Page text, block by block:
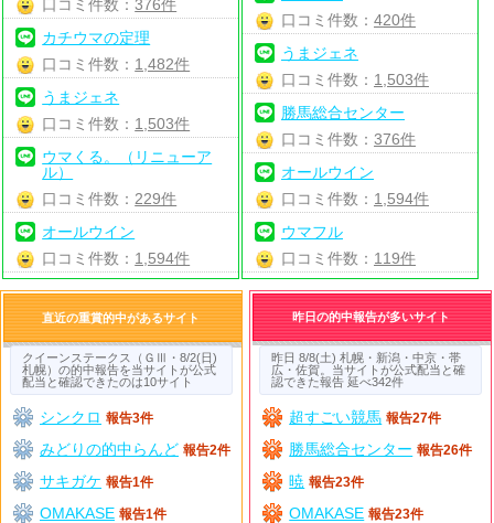
口コミ件数：376件
カチウマの定理
口コミ件数： 1,482件
うまジェネ
口コミ件数： 1,503件
ウマくる。（リニューア
ル）
口コミ件数： 229件
オールウイン
口コミ件数： 1,594件
口コミ件数： 420件
うまジェネ
口コミ件数： 1,503件
勝馬総合センター
口コミ件数： 376件
オールウイン
口コミ件数： 1,594件
ウマフル
口コミ件数： 119件
直近の重賞的中があるサイト
クイーンステークス（ＧⅢ・8/2(日)
札幌）の的中報告を当サイトが公式
配当と確認できたのは10サイト
シンクロ 報告3件
みどりの的中らんど 報告2件
サキガケ 報告1件
OMAKASE 報告1件
昨日の的中報告が多いサイト
昨日 8/8(土) 札幌・新潟・中京・帯
広・佐賀。当サイトが公式配当と確
認できた報告 延べ342件
超すごい競馬 報告27件
勝馬総合センター 報告26件
暁 報告23件
OMAKASE 報告23件